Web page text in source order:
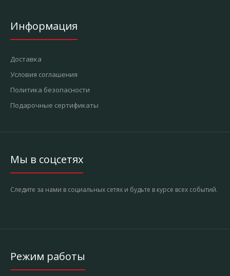
Информация
Доставка
Условия соглашения
Политика безопасности
Подарочные сертификаты
Мы в соцсетях
Следите за нами в социальных сетях и будьте в курсе всех событий.
Режим работы